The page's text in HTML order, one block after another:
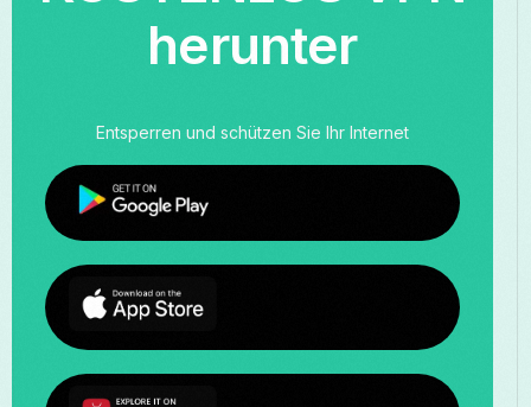
herunter
Entsperren und schützen Sie Ihr Internet